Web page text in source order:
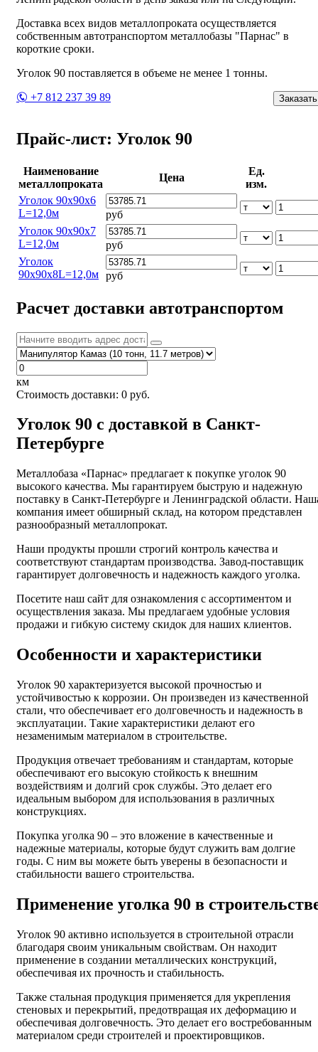
Доставка всех видов металлопроката осуществляется
собственным автотранспортом металлобазы "Парнас" в
короткие сроки.
Уголок 90 поставляется в объеме не менее 1 тонны.
+7 812 237 39 89
Заказать
Прайс-лист: Уголок 90
Наименование
металлопроката
Цена
Ед.
изм.
Уголок 90х90х6
L=12,0м
руб
Уголок 90х90х7
L=12,0м
руб
Уголок
90х90х8L=12,0м руб
Расчет доставки автотранспортом
км
Стоимость доставки: 0 руб.
Уголок 90 с доставкой в Санкт-
Петербурге
Металлобаза «Парнас» предлагает к покупке уголок 90
высокого качества. Мы гарантируем быструю и надежную
поставку в Санкт-Петербурге и Ленинградской области.
компания имеет обширный склад, на котором представлен
разнообразный металлопрокат.
Наши продукты прошли строгий контроль качества и
соответствуют стандартам производства. Завод-поставщик
гарантирует долговечность и надежность каждого уголка.
Посетите наш сайт для ознакомления с ассортиментом и
осуществления заказа. Мы предлагаем удобные условия
продажи и гибкую систему скидок для наших клиентов.
Особенности и характеристики
Уголок 90 характеризуется высокой прочностью и
устойчивостью к коррозии. Он произведен из качественной
стали, что обеспечивает его долговечность и надежность в
эксплуатации. Такие характеристики делают его
незаменимым материалом в строительстве.
Продукция отвечает требованиям и стандартам, которые
обеспечивают его высокую стойкость к внешним
воздействиям и долгий срок службы. Это делает его
идеальным выбором для использования в различных
конструкциях.
Покупка уголка 90 – это вложение в качественные и
надежные материалы, которые будут служить вам долгие
годы. С ним вы можете быть уверены в безопасности и
стабильности вашего строительства.
Применение уголка 90 в
Уголок 90 активно используется в строительной отрасли
благодаря своим уникальным свойствам. Он находит
применение в создании металлических конструкций,
обеспечивая их прочность и стабильность.
Также стальная продукция применяется для укрепления
стеновых и перекрытий, предотвращая их деформацию и
обеспечивая долговечность. Это делает его востребованным
материалом среди строителей и проектировщиков.